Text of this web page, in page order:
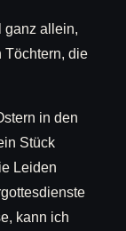
ganz allein,
Töchtern, die
in den
Stück
Leiden
kann ich